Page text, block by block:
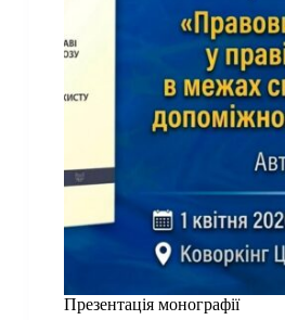
Презентація монографії